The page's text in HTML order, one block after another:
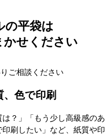
の平袋は
かせください
色で印刷
は？」「もう少し高級感のあ
刷したい」など、紙質や印